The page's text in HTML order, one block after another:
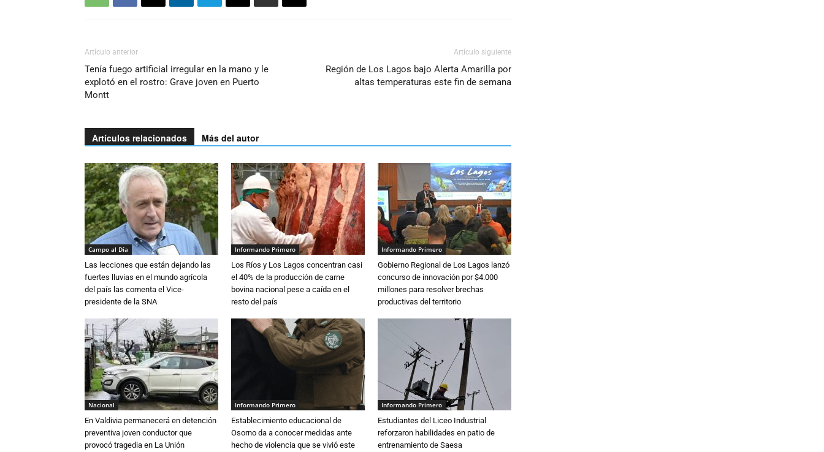
Artículo anterior
Tenía fuego artificial irregular en la mano y le
explotó en el rostro: Grave joven en Puerto
Montt
Artículo siguiente
Región de Los Lagos bajo Alerta Amarilla por
altas temperaturas este fin de semana
Artículos relacionados Más del autor
Campo al Día
Las lecciones que están dejando las
fuertes lluvias en el mundo agrícola
del país las comenta el Vice-
presidente de la SNA
Informando Primero
Los Ríos y Los Lagos concentran casi
el 40% de la producción de carne
bovina nacional pese a caída en el
resto del país
Informando Primero
Gobierno Regional de Los Lagos lanzó
concurso de innovación por $4.000
millones para resolver brechas
productivas del territorio
Nacional
En Valdivia permanecerá en detención
preventiva joven conductor que
provocó tragedia en La Unión
Informando Primero
Establecimiento educacional de
Osorno da a conocer medidas ante
hecho de violencia que se vivió este
Informando Primero
Estudiantes del Liceo Industrial
reforzaron habilidades en patio de
entrenamiento de Saesa